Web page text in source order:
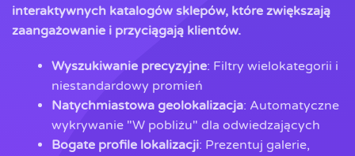
interaktywnych katalogów sklepów, które zwiększają
zaangażowanie i przyciągają klientów.
Wyszukiwanie precyzyjne: Filtry wielokategorii i
niestandardowy promień
Natychmiastowa geolokalizacja: Automatyczne
wykrywanie "W pobliżu" dla odwiedzających
Bogate profile lokalizacji: Prezentuj galerie,